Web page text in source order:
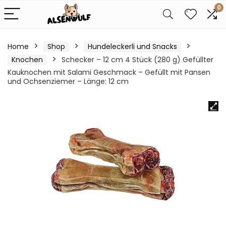
0
Home Shop
Hundeleckerli und Snacks
Knochen
Schecker – 12 cm 4 Stück (280 g) Gefüllter
Kauknochen mit Salami Geschmack – Gefüllt mit Pansen
und Ochsenziemer – Länge: 12 cm